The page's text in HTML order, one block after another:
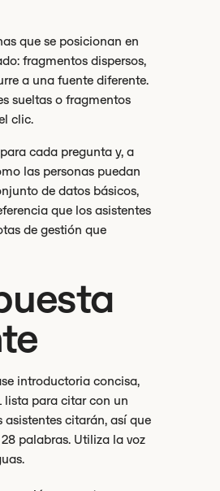
que se posicionan en
fragmentos dispersos,
a una fuente diferente.
sueltas o fragmentos
clic.
cada pregunta y, a
las personas puedan
de datos básicos,
que los asistentes
de gestión que
introductoria concisa,
lista para citar con un
citarán, así que
palabras. Utiliza la voz